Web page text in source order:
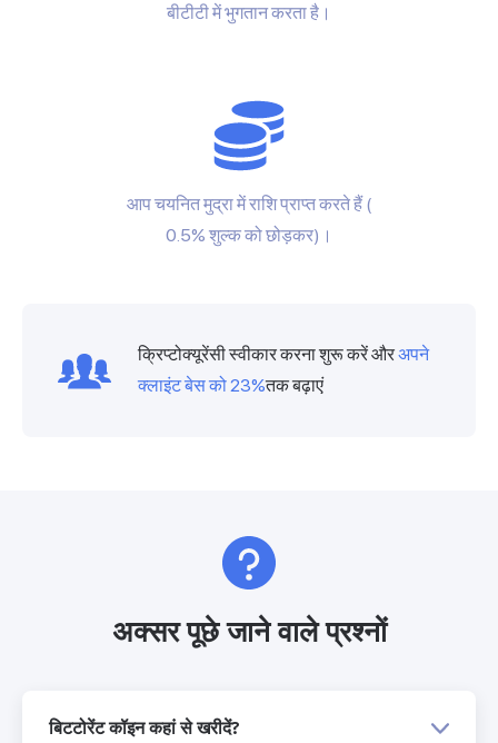
बीटीटी में भुगतान करता है।
आप चयनित मुद्रा में राशि प्राप्त करते हैं (
0.5% शुल्क को छोड़कर)।
क्रिप्टोक्यूरेंसी स्वीकार करना शुरू करें औरअपने
क्लाइंट बेस को 23%तक बढ़ाएं
अक्सर पूछे जाने वाले प्रश्नों
बिटटोरेंट कॉइन कहां से खरीदें?